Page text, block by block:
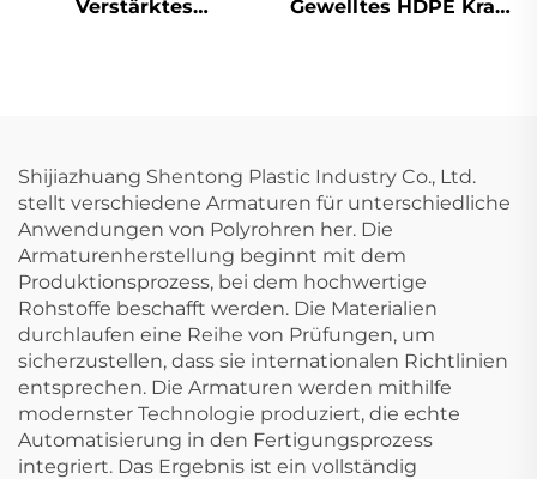
Verstärktes
Gewelltes HDPE Krah-
Shijiazhuang Shentong Plastic Industry Co., Ltd.
stellt verschiedene Armaturen für unterschiedliche
Anwendungen von Polyrohren her. Die
Armaturenherstellung beginnt mit dem
Produktionsprozess, bei dem hochwertige
Rohstoffe beschafft werden. Die Materialien
durchlaufen eine Reihe von Prüfungen, um
sicherzustellen, dass sie internationalen Richtlinien
entsprechen. Die Armaturen werden mithilfe
modernster Technologie produziert, die echte
Automatisierung in den Fertigungsprozess
integriert. Das Ergebnis ist ein vollständig